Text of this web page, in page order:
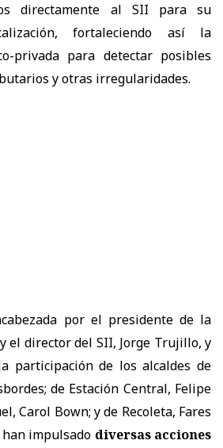
directamente al SII para su
fortaleciendo así la
privada para detectar posibles
y otras irregularidades.
por el presidente de la
y el director del SII, Jorge Trujillo, y
participación de los alcaldes de
de Estación Central, Felipe
Carol Bown; y de Recoleta, Fares
han impulsado diversas acciones